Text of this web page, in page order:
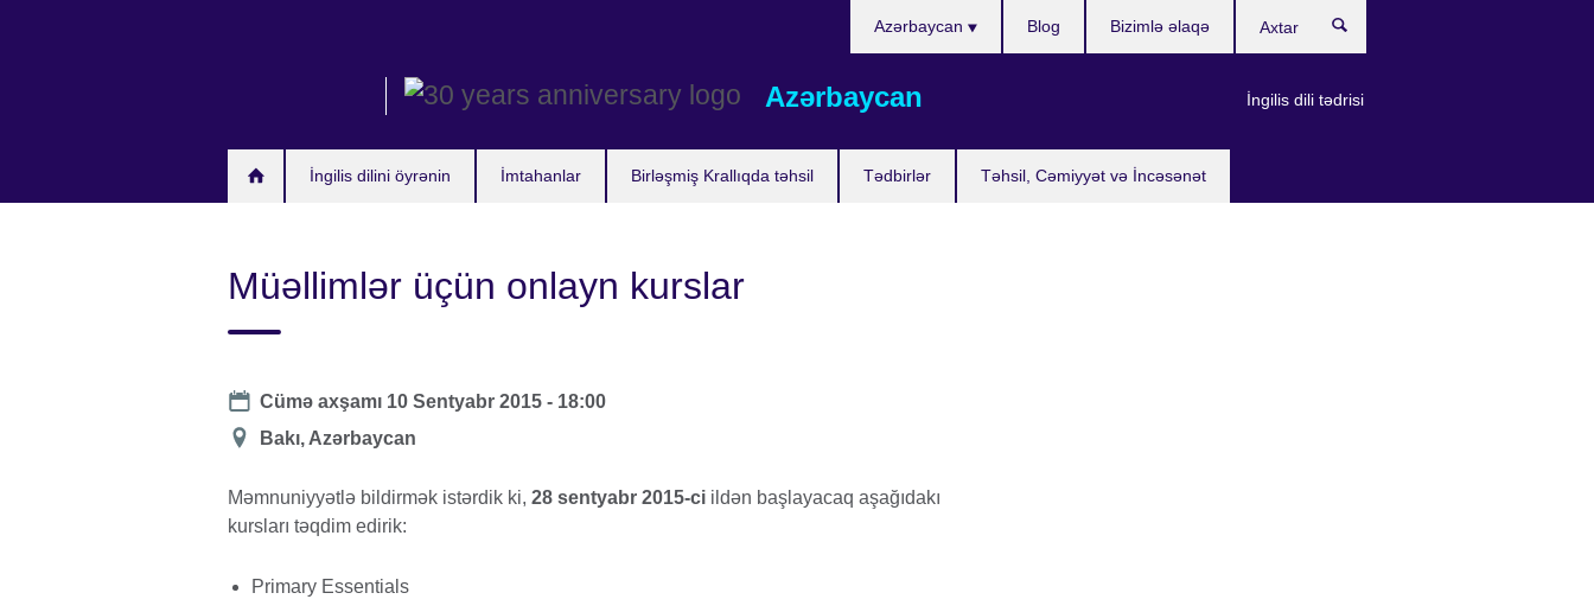
Azərbaycan
İngilis dilini öyrənin İmtahanlar Birləşmiş Krallıqda təhsil Tədbirlər Təhsil, Cəmiyyət və İncəsənət
Azərbaycan
İngilis dili tədrisi
Blog Bizimlə əlaqə
Müəllimlər üçün onlayn kurslar
Date
Cümə axşamı 10 Sentyabr 2015 - 18:00
Location
Bakı, Azərbaycan
Məmnuniyyətlə bildirmək istərdik ki, 28 sentyabr 2015-ci ildən başlayacaq aşağıdakı
kursları təqdim edirik:
Primary Essentials